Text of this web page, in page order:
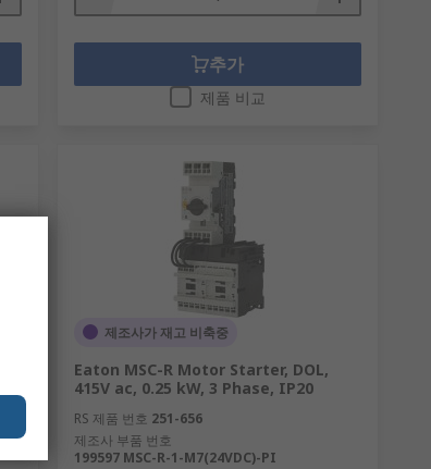
추가
제품 비교
제조사가 재고 비축중
Eaton MSC-R Motor Starter, DOL,
415V ac, 0.25 kW, 3 Phase, IP20
RS 제품 번호 251-656
제조사 부품 번호
199597 MSC-R-1-M7(24VDC)-PI